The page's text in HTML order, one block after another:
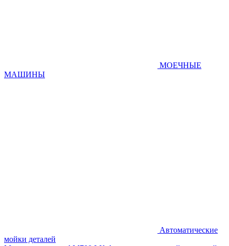
МОЕЧНЫЕ
МАШИНЫ
Автоматические
мойки деталей